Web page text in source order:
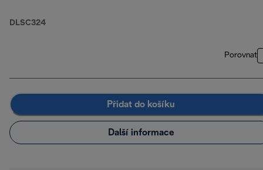
DLSC324
Porovnat
Přidat do košíku
Další informace